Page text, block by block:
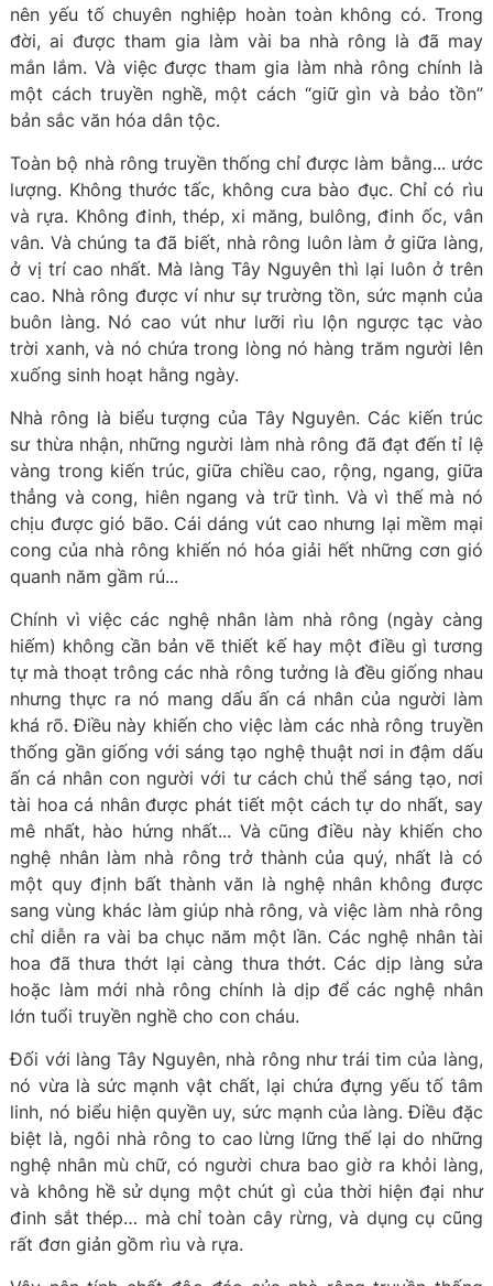
nên yếu tố chuyên nghiệp hoàn toàn không có. Trong
đời, ai được tham gia làm vài ba nhà rông là đã may
mắn lắm. Và việc được tham gia làm nhà rông chính là
một cách truyền nghề, một cách “giữ gìn và bảo tồn”
bản sắc văn hóa dân tộc.
Toàn bộ nhà rông truyền thống chỉ được làm bằng... ước
lượng. Không thước tấc, không cưa bào đục. Chỉ có rìu
và rựa. Không đinh, thép, xi măng, bulông, đinh ốc, vân
vân. Và chúng ta đã biết, nhà rông luôn làm ở giữa làng,
ở vị trí cao nhất. Mà làng Tây Nguyên thì lại luôn ở trên
cao. Nhà rông được ví như sự trường tồn, sức mạnh của
buôn làng. Nó cao vút như lưỡi rìu lộn ngược tạc vào
trời xanh, và nó chứa trong lòng nó hàng trăm người lên
xuống sinh hoạt hằng ngày.
Nhà rông là biểu tượng của Tây Nguyên. Các kiến trúc
sư thừa nhận, những người làm nhà rông đã đạt đến tỉ lệ
vàng trong kiến trúc, giữa chiều cao, rộng, ngang, giữa
thẳng và cong, hiên ngang và trữ tình. Và vì thế mà nó
chịu được gió bão. Cái dáng vút cao nhưng lại mềm mại
cong của nhà rông khiến nó hóa giải hết những cơn gió
quanh năm gầm rú...
Chính vì việc các nghệ nhân làm nhà rông (ngày càng
hiếm) không cần bản vẽ thiết kế hay một điều gì tương
tự mà thoạt trông các nhà rông tưởng là đều giống nhau
nhưng thực ra nó mang dấu ấn cá nhân của người làm
khá rõ. Điều này khiến cho việc làm các nhà rông truyền
thống gần giống với sáng tạo nghệ thuật nơi in đậm dấu
ấn cá nhân con người với tư cách chủ thể sáng tạo, nơi
tài hoa cá nhân được phát tiết một cách tự do nhất, say
mê nhất, hào hứng nhất... Và cũng điều này khiến cho
nghệ nhân làm nhà rông trở thành của quý, nhất là có
một quy định bất thành văn là nghệ nhân không được
sang vùng khác làm giúp nhà rông, và việc làm nhà rông
chỉ diễn ra vài ba chục năm một lần. Các nghệ nhân tài
hoa đã thưa thớt lại càng thưa thớt. Các dịp làng sửa
hoặc làm mới nhà rông chính là dịp để các nghệ nhân
lớn tuổi truyền nghề cho con cháu.
Đối với làng Tây Nguyên, nhà rông như trái tim của làng,
nó vừa là sức mạnh vật chất, lại chứa đựng yếu tố tâm
linh, nó biểu hiện quyền uy, sức mạnh của làng. Điều đặc
biệt là, ngôi nhà rông to cao lừng lững thế lại do những
nghệ nhân mù chữ, có người chưa bao giờ ra khỏi làng,
và không hề sử dụng một chút gì của thời hiện đại như
đinh sắt thép… mà chỉ toàn cây rừng, và dụng cụ cũng
rất đơn giản gồm rìu và rựa.